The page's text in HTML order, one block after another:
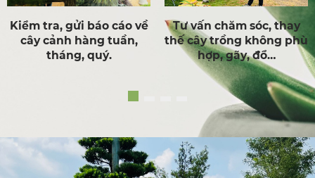
Tư vấn chăm sóc, thay
thế cây trồng không phù
hợp, gãy, đổ…
Cắt tỉa, tạo hình,
khối, tạo thế chuẩn
yêu cầu